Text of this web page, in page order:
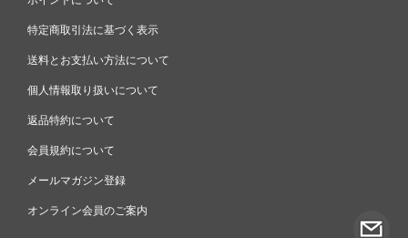
特定商取引法に基づく表示
送料とお支払い方法について
個人情報取り扱いについて
返品特約について
会員規約について
メールマガジン登録
オンライン会員のご案内